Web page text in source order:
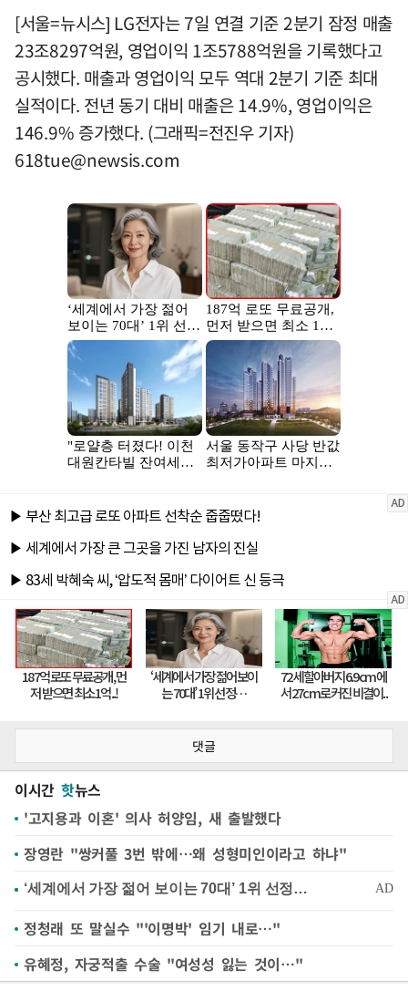
[서울=뉴시스] LG전자는 7일 연결 기준 2분기 잠정 매출
23조8297억원, 영업이익 1조5788억원을 기록했다고
공시했다. 매출과 영업이익 모두 역대 2분기 기준 최대
실적이다. 전년 동기 대비 매출은 14.9%, 영업이익은
146.9% 증가했다. (그래픽=전진우 기자)
618tue@newsis.com
댓글
이시간 핫뉴스
'고지용과 이혼' 의사 허양임, 새 출발했다
장영란 "쌍커풀 3번 밖에…왜 성형미인이라고 하냐"
정청래 또 말실수 "'이명박' 임기 내로…"
유혜정, 자궁적출 수술 "여성성 잃는 것이…"